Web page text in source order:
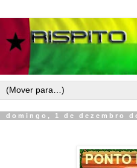
domingo, 1 de dezembro